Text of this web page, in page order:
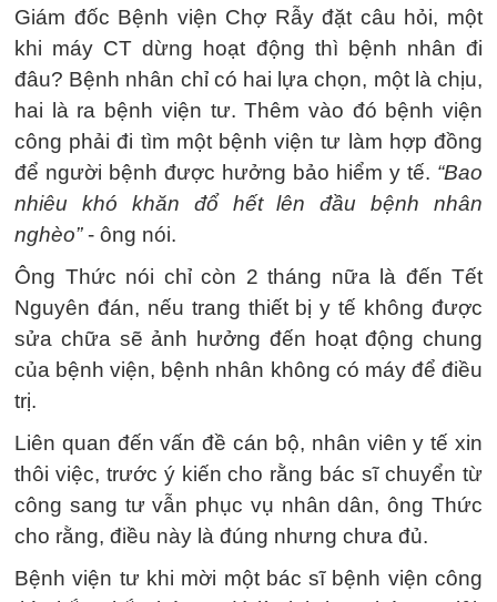
Giám đốc Bệnh viện Chợ Rẫy đặt câu hỏi, một
khi máy CT dừng hoạt động thì bệnh nhân đi
đâu? Bệnh nhân chỉ có hai lựa chọn, một là chịu,
hai là ra bệnh viện tư. Thêm vào đó bệnh viện
công phải đi tìm một bệnh viện tư làm hợp đồng
để người bệnh được hưởng bảo hiểm y tế. “Bao
nhiêu khó khăn đổ hết lên đầu bệnh nhân
nghèo”- ông nói.
Ông Thức nói chỉ còn 2 tháng nữa là đến Tết
Nguyên đán, nếu trang thiết bị y tế không được
sửa chữa sẽ ảnh hưởng đến hoạt động chung
của bệnh viện, bệnh nhân không có máy để điều
trị.
Liên quan đến vấn đề cán bộ, nhân viên y tế xin
thôi việc, trước ý kiến cho rằng bác sĩ chuyển từ
công sang tư vẫn phục vụ nhân dân, ông Thức
cho rằng, điều này là đúng nhưng chưa đủ.
Bệnh viện tư khi mời một bác sĩ bệnh viện công